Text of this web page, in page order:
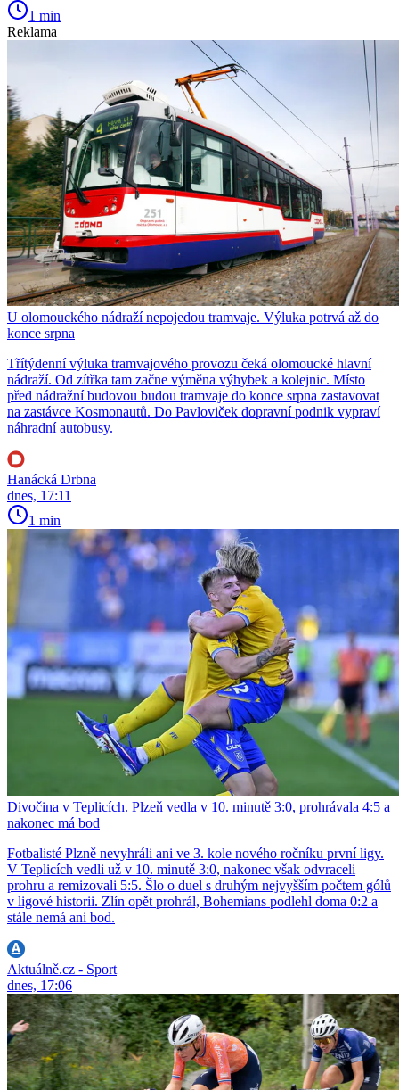
1 min
Reklama
U olomouckého nádraží nepojedou tramvaje. Výluka potrvá až do
konce srpna
Třítýdenní výluka tramvajového provozu čeká olomoucké hlavní
nádraží. Od zítřka tam začne výměna výhybek a kolejnic. Místo
před nádražní budovou budou tramvaje do konce srpna zastavovat
na zastávce Kosmonautů. Do Pavloviček dopravní podnik vypraví
náhradní autobusy.
Hanácká Drbna
dnes, 17:11
1 min
Divočina v Teplicích. Plzeň vedla v 10. minutě 3:0, prohrávala 4:5 a
nakonec má bod
Fotbalisté Plzně nevyhráli ani ve 3. kole nového ročníku první ligy.
V Teplicích vedli už v 10. minutě 3:0, nakonec však odvraceli
prohru a remizovali 5:5. Šlo o duel s druhým nejvyšším počtem gólů
v ligové historii. Zlín opět prohrál, Bohemians podlehl doma 0:2 a
stále nemá ani bod.
Aktuálně.cz - Sport
dnes, 17:06